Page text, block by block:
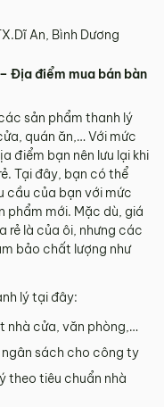
An, Bình Dương
Địa điểm mua bán bàn
sản phẩm thanh lý
quán ăn,… Với mức
điểm bạn nên lưu lại khi
Tại đây, bạn có thể
cầu của bạn với mức
phẩm mới. Mặc dù, giá
rẻ là của ôi, nhưng các
bảo chất lượng như
lý tại đây:
nhà cửa, văn phòng,…
sách cho công ty
theo tiêu chuẩn nhà